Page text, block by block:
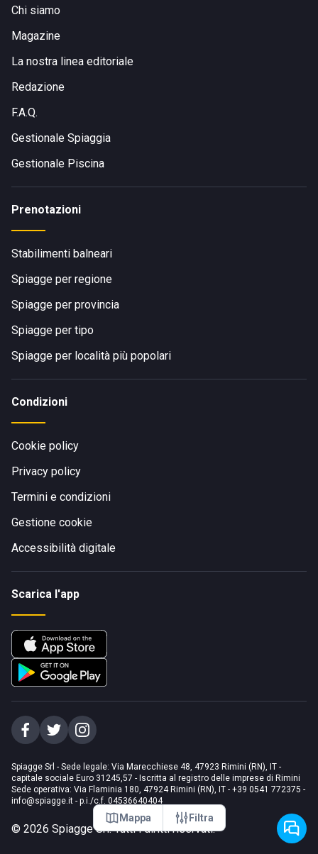
Mappa Filtra
Chi siamo
Magazine
La nostra linea editoriale
Redazione
F.A.Q.
Gestionale Spiaggia
Gestionale Piscina
Prenotazioni
Stabilimenti balneari
Spiagge per regione
Spiagge per provincia
Spiagge per tipo
Spiagge per località più popolari
Condizioni
Cookie policy
Privacy policy
Termini e condizioni
Gestione cookie
Accessibilità digitale
Scarica l'app
Spiagge Srl - Sede legale: Via Marecchiese 48, 47923 Rimini (RN), IT -
capitale sociale Euro 31245,57 - Iscritta al registro delle imprese di Rimini
Sede operativa: Via Flaminia 180, 47924 Rimini (RN), IT - +39 0541 772375 -
info@spiagge.it - p.i./c.f. 04536640404
© 2026 Spiagge Srl. Tutti i diritti riservati.